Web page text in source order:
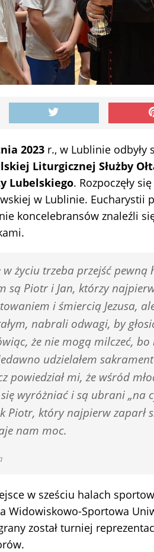
2023 r., w Lublinie odbyły
Liturgicznej Służby
Lubelskiego. Rozpoczęły
w Lublinie. Eucharystii
koncelebransów znaleźli
w życiu trzeba przejść
są Piotr i Jan, którzy
i śmiercią Jezusa,
nabrali odwagi, by
że nie mogą milczeć, bo
udzielałem
powiedział mi, że wśród
wyróżniać i są ubrani „na
Piotr, który najpierw zaparł
nam moc.
w sześciu halach
Widowiskowo-Sportowa
został turniej